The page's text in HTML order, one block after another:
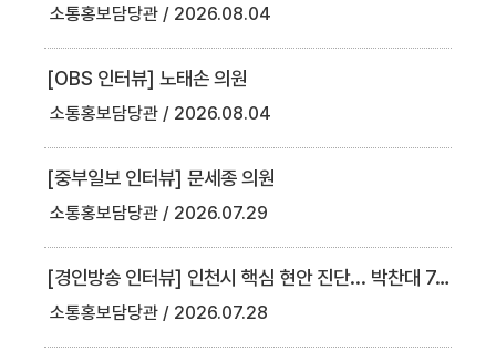
소통홍보담당관 2026.08.04
[OBS 인터뷰] 노태손 의원
소통홍보담당관 2026.08.04
[중부일보 인터뷰] 문세종 의원
소통홍보담당관 2026.07.29
[경인방송 인터뷰] 인천시 핵심 현안 진단... 박찬대 7.9조 확보 vs 송도 분구 재정 부담 두고 원도심 신도심 정면충돌 [굿모닝 인천]
소통홍보담당관 2026.07.28